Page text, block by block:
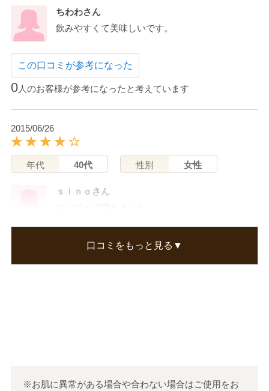
ちわわさん
飲みやすくて美味しいです。
この口コミが参考になった
0人のお客様が参考になったと考えています
2015/06/26
年代 40代 性別 女性
ｓｉｎｏさん
ローヤルゼリーが１000mgと沢山入っているのも
口コミをもっと見る▼
※お肌に異常がある場合や合わない場合はご使用をお